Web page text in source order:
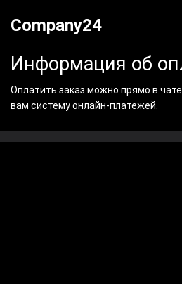
Company24
Информация об
Оплатить заказ можно прямо в
вам систему онлайн-платежей.